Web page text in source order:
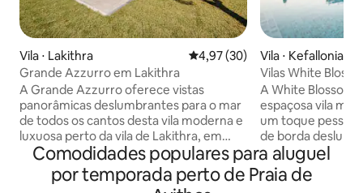
Vila ⋅ Lakithra 4,97 de uma avaliação média
4,97 (30)
Grande Azzurro em Lakithra
A Grande Azzurro oferece vistas
panorâmicas deslumbrantes para o mar
de todos os cantos desta vila moderna e
luxuosa perto da vila de Lakithra, em
Kefalonia. Situada em um terreno de
meio acre com jardins paisagísticos,
piscina privativa, área para churrasco e
Vila ⋅ Kefallonia
Vilas White
A White
espaçosa vila
um toque
de borda
o golfo Trapezaki
Deslumbrante
também
Comodidades populares para aluguel
por temporada perto de Praia de